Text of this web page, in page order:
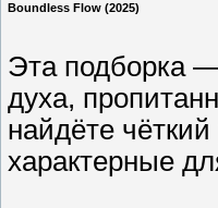
Boundless Flow (2025)
Эта подборка
духа,
найдёте
характерные